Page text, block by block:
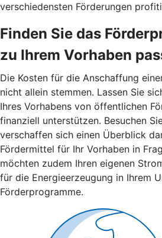
verschiedensten Förderungen
Finden Sie das
zu Ihrem Vorhaben
Die Kosten für die Anschaffung
nicht allein stemmen. Lassen Sie
Ihres Vorhabens von öffentlichen
finanziell unterstützen. Besuchen
verschaffen sich einen Überblick
Fördermittel für Ihr Vorhaben in
möchten zudem Ihren eigenen
für die Energieerzeugung in Ihrem
Förderprogramme.